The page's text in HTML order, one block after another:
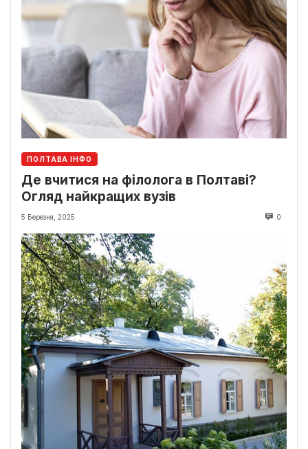
ПОЛТАВА ІНФО
Де вчитися на філолога в Полтаві?
Огляд найкращих вузів
5 Березня, 2025 0